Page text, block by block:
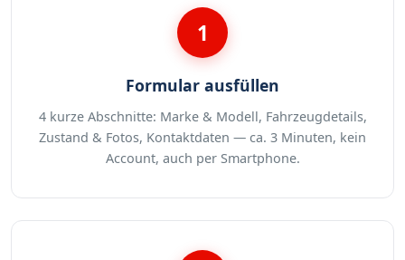
1
Formular ausfüllen
4 kurze Abschnitte: Marke & Modell, Fahrzeugdetails,
Zustand & Fotos, Kontaktdaten — ca. 3 Minuten, kein
Account, auch per Smartphone.